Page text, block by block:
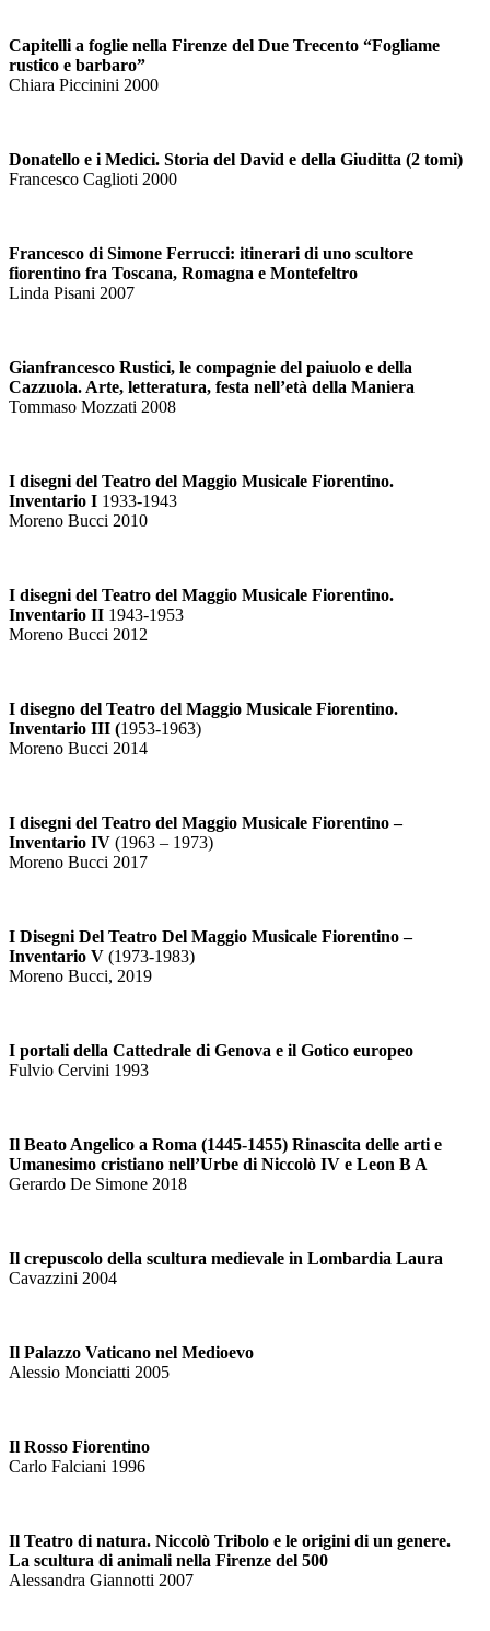
Capitelli a foglie nella Firenze del Due Trecento “Fogliame
rustico e barbaro”
Chiara Piccinini 2000
Donatello e i Medici. Storia del David e della Giuditta (2 tomi)
Francesco Caglioti 2000
Francesco di Simone Ferrucci: itinerari di uno scultore
fiorentino fra Toscana, Romagna e Montefeltro
Linda Pisani 2007
Gianfrancesco Rustici, le compagnie del paiuolo e della
Cazzuola. Arte, letteratura, festa nell’età della Maniera
Tommaso Mozzati 2008
I disegni del Teatro del Maggio Musicale Fiorentino.
Inventario I 1933-1943
Moreno Bucci 2010
I disegni del Teatro del Maggio Musicale Fiorentino.
Inventario II 1943-1953
Moreno Bucci 2012
I disegno del Teatro del Maggio Musicale Fiorentino.
Inventario III (1953-1963)
Moreno Bucci 2014
I disegni del Teatro del Maggio Musicale Fiorentino –
Inventario IV (1963 – 1973)
Moreno Bucci 2017
I Disegni Del Teatro Del Maggio Musicale Fiorentino –
Inventario V (1973-1983)
Moreno Bucci, 2019
I portali della Cattedrale di Genova e il Gotico europeo
Fulvio Cervini 1993
Il Beato Angelico a Roma (1445-1455) Rinascita delle arti e
Umanesimo cristiano nell’Urbe di Niccolò IV e Leon B A
Gerardo De Simone 2018
Il crepuscolo della scultura medievale in Lombardia Laura
Cavazzini 2004
Il Palazzo Vaticano nel Medioevo
Alessio Monciatti 2005
Il Rosso Fiorentino
Carlo Falciani 1996
Il Teatro di natura. Niccolò Tribolo e le origini di un genere.
La scultura di animali nella Firenze del 500
Alessandra Giannotti 2007